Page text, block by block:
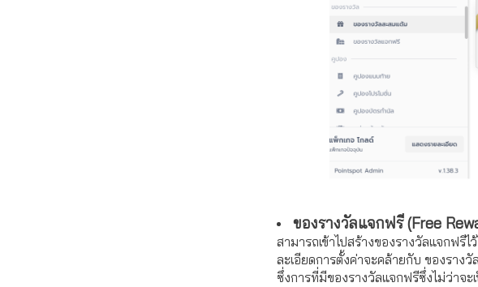
ของรางวัลแจกฟรี (Free
สามารถเข้าไปสร้างของรางวัลแจกฟ
ละเอียดการตั้งค่าจะคล้ายกับ ของราง
ซึ่งการที่มีของรางวัลแจกฟรีซึ่งไม่ว่าจ